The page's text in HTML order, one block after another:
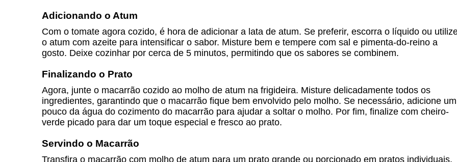
Adicionando o Atum
Com o tomate agora cozido, é hora de adicionar a lata de atum. Se preferir, escorra o líquido ou
o atum com azeite para intensificar o sabor. Misture bem e tempere com sal e pimenta-do-reino a
gosto. Deixe cozinhar por cerca de 5 minutos, permitindo que os sabores se combinem.
Finalizando o Prato
Agora, junte o macarrão cozido ao molho de atum na frigideira. Misture delicadamente todos os
ingredientes, garantindo que o macarrão fique bem envolvido pelo molho. Se necessário, adicione um
pouco da água do cozimento do macarrão para ajudar a soltar o molho. Por fim, finalize com cheiro-
verde picado para dar um toque especial e fresco ao prato.
Servindo o Macarrão
Transfira o macarrão com molho de atum para um prato grande ou porcionado em pratos individuais.